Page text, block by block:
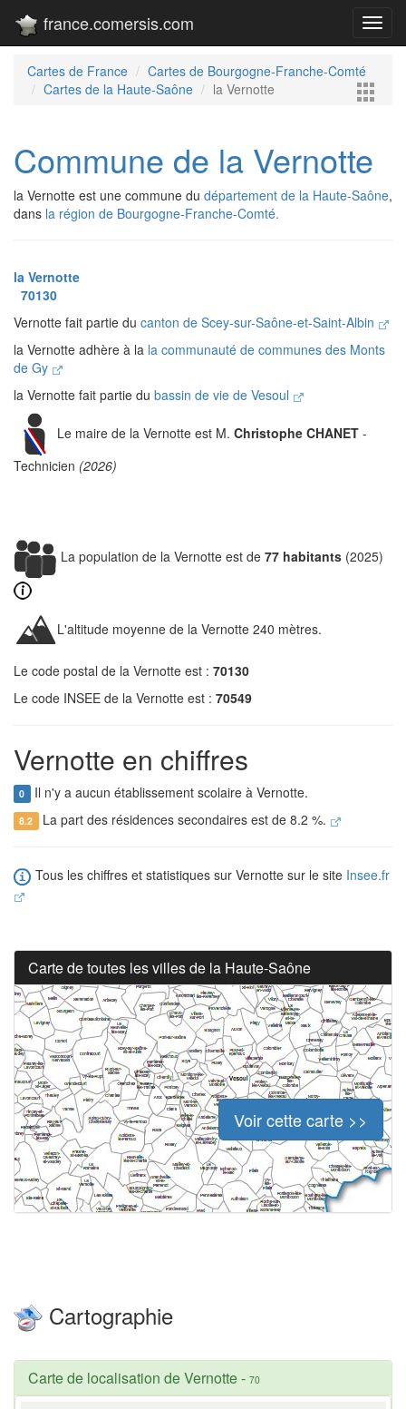
france.comersis.com
Cartes de France
Cartes de Bourgogne-Franche-Comté
Cartes de la Haute-Saône
la Vernotte
Commune de la Vernotte
la Vernotte est une commune du département de la Haute-Saône,
dans la région de Bourgogne-Franche-Comté.
la Vernotte
70130
Vernotte fait partie du canton de Scey-sur-Saône-et-Saint-Albin
la Vernotte adhère à la la communauté de communes des Monts
de Gy
la Vernotte fait partie du bassin de vie de Vesoul
Le maire de la Vernotte est M. Christophe CHANET -
Technicien (2026)
La population de la Vernotte est de 77 habitants (2025)
L'altitude moyenne de la Vernotte 240 mètres.
Le code postal de la Vernotte est : 70130
Le code INSEE de la Vernotte est : 70549
Vernotte en chiffres
0 Il n'y a aucun établissement scolaire à Vernotte.
8.2 La part des résidences secondaires est de 8.2 %.
Tous les chiffres et statistiques sur Vernotte sur le site Insee.fr
Carte de toutes les villes de la Haute-Saône
Voir cette carte >>
Cartographie
Carte de localisation de Vernotte- 70